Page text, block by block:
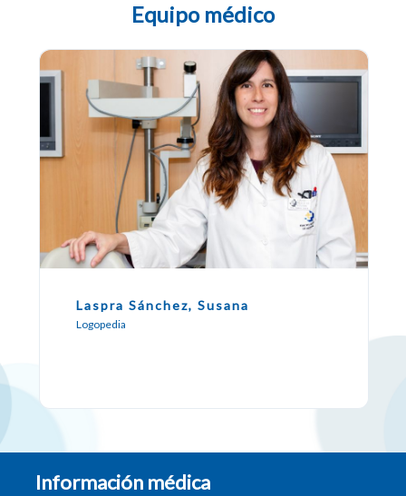
Equipo médico
Laspra Sánchez, Susana
Logopedia
Información médica